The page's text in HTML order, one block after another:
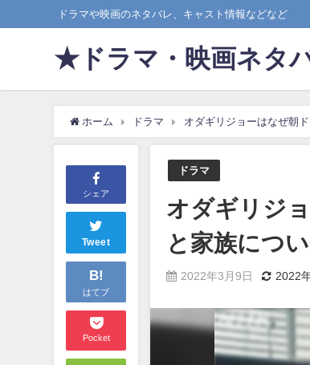
ドラマや映画のネタバレ、キャスト情報などなど
★ドラマ・映画ネタ
ホーム ドラマ オダギリジョーはなぜ朝
シェア
Tweet
B!
はてブ
Pocket
ドラマ
オダギリジ
と家族につ
2022年3月9日 2022